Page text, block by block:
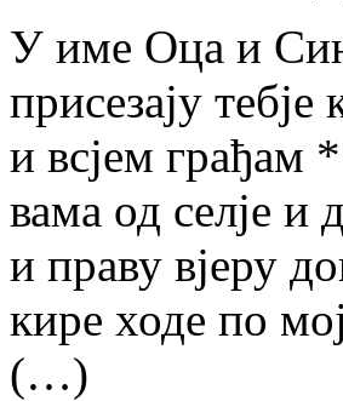
У име Оца и
присезају
и всјем
вама од селје и
и праву вјеру
кире ходе по
(…)